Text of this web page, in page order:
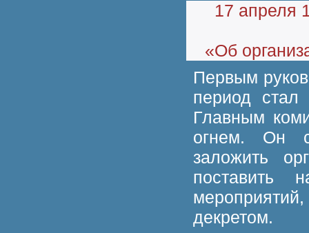
17 апреля
«Об
Первым
период стал
Главным
огнем. Он
заложить
поставить
декретом.